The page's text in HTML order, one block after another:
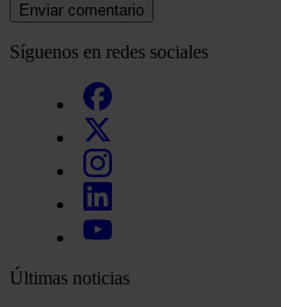
Enviar comentario
Síguenos en redes sociales
Últimas noticias